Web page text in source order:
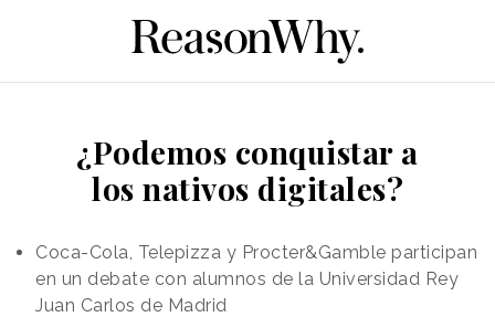
¿Podemos conquistar a
los nativos digitales?
Coca-Cola, Telepizza y Procter&Gamble participan
en un debate con alumnos de la Universidad Rey
Juan Carlos de Madrid